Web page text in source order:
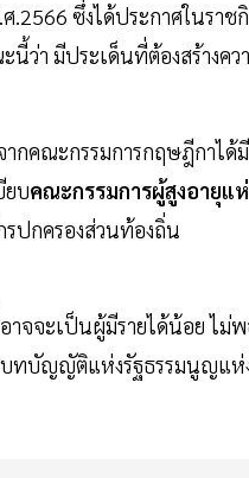
.2566 ซึ่งได้ประกาศในราช
ว่า มีประเด็นที่ต้องสร้างคว
กคณะกรรมการกฤษฎีกาได้มี
ยบคณะกรรมการผู้สูงอายุแ
รปกครองส่วนท้องถิ่น
าจจะเป็นผู้มีรายได้น้อย ไม่
บทบัญญัติแห่งรัฐธรรมนูญแห่